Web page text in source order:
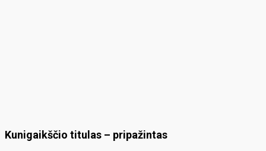
Kunigaikščio titulas – pripažintas